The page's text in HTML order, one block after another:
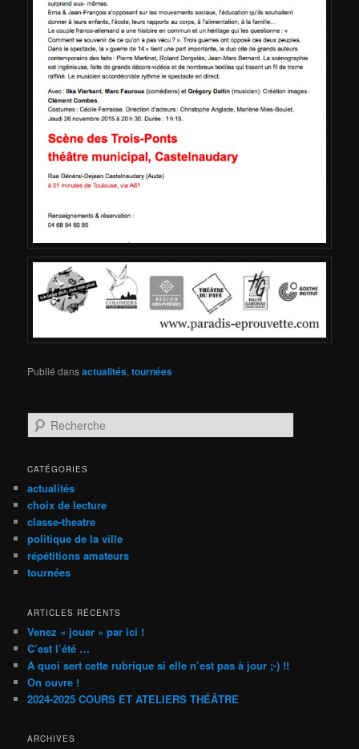
Publié dansactualités,tournées
e
h
r
c
h
e
CATÉGORIES
actualités
choix de lecture
classe-theatre
politique de la ville
répétitions amateurs
tournées
ARTICLES RÉCENTS
Venez « jouer » par ici !
C’est l’été …
A quoi sert cette rubrique si elle n’est pas à jour ;-) !!
On ouvre !
2024-2025 COURS ET ATELIERS THÉÂTRE
ARCHIVES